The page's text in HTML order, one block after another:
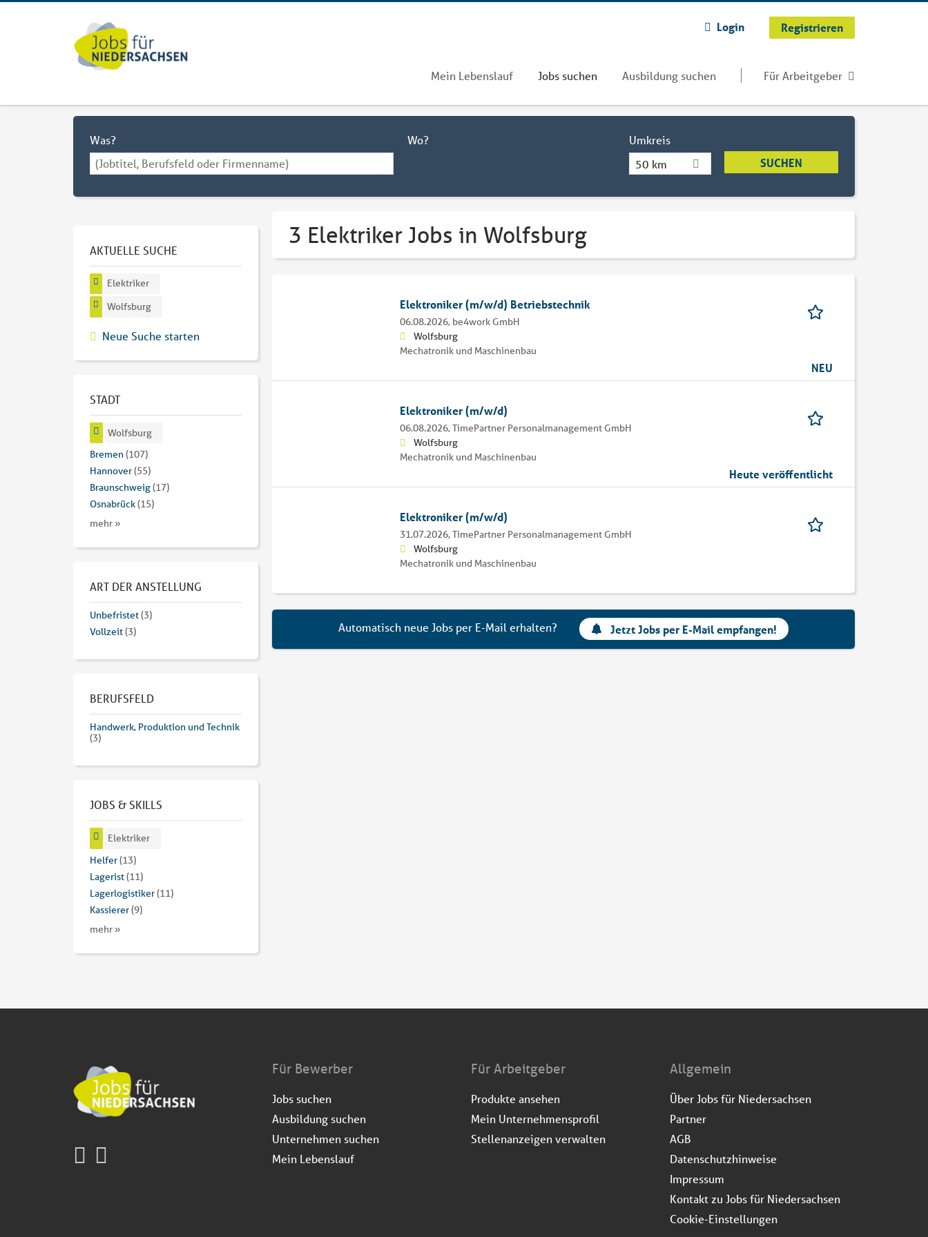
Login Registrieren
Mein Lebenslauf Jobs suchen Ausbildung suchen Für Arbeitgeber
Was? Wo?
Umkreis
50 km
3 Elektriker Jobs in Wolfsburg
Elektroniker (m/w/d) Betriebstechnik
06.08.2026, be4work GmbH
Wolfsburg
Mechatronik und Maschinenbau
NEU
Elektroniker (m/w/d)
06.08.2026,TimePartner Personalmanagement GmbH
Wolfsburg
Mechatronik und Maschinenbau
Heute veröffentlicht
Elektroniker (m/w/d)
31.07.2026,TimePartner Personalmanagement GmbH
Wolfsburg
Mechatronik und Maschinenbau
Automatisch neue Jobs per E-Mail erhalten? Jetzt Jobs per E-Mail empfangen!
AKTUELLE SUCHE
Elektriker
Wolfsburg
Neue Suche starten
STADT
Wolfsburg
Bremen(107)
Hannover(55)
Braunschweig(17)
Osnabrück(15)
mehr »
ART DER ANSTELLUNG
Unbefristet(3)
Vollzeit(3)
BERUFSFELD
Handwerk, Produktion und Technik
(3)
JOBS & SKILLS
Elektriker
Helfer(13)
Lagerist(11)
Lagerlogistiker(11)
Kassierer(9)
mehr »
Für Bewerber
Jobs suchen
Ausbildung suchen
Unternehmen suchen
Mein Lebenslauf
Für Arbeitgeber
Produkte ansehen
Mein Unternehmensprofil
Stellenanzeigen verwalten
Allgemein
Über Jobs für Niedersachsen
Partner
AGB
Datenschutzhinweise
Impressum
Kontakt zu Jobs für Niedersachsen
Cookie-Einstellungen